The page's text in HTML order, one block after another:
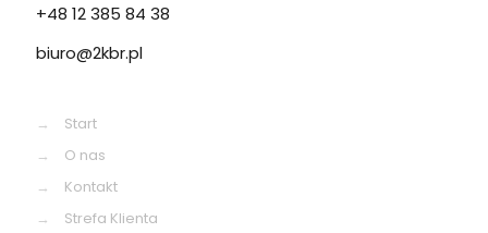
+48 12 385 84 38
biuro@2kbr.pl
→
Start
→
O nas
→
Kontakt
→
Strefa Klienta